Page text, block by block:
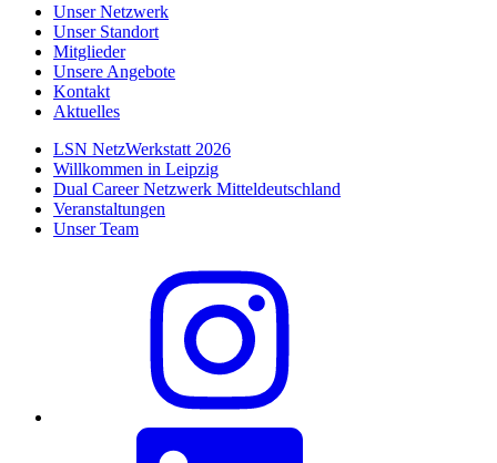
Unser Netzwerk
Unser Standort
Mitglieder
Unsere Angebote
Kontakt
Aktuelles
LSN NetzWerkstatt 2026
Willkommen in Leipzig
Dual Career Netzwerk Mitteldeutschland
Veranstaltungen
Unser Team